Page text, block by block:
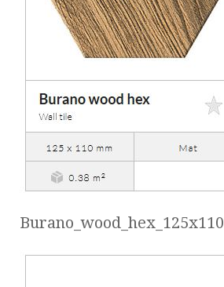
Burano_wood_hex_125x110